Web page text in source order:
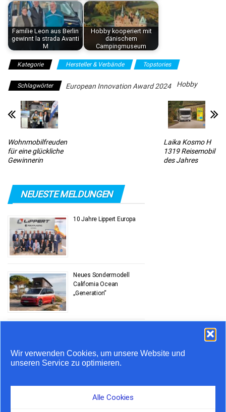
Wir verwenden Cookies, um unsere Website und
unseren Service zu optimieren.
Alle Cookies
Familie Leon aus Berlin
gewinnt la strada Avanti
M
Hobby kooperiert mit
dänischem
Campingmuseum
Kategorie Hersteller & Verbände Topstories
Schlagwörter European Innovation Award 2024 Hobby
Wohnmobilfreuden
für eine glückliche
Gewinnerin
Laika Kosmo H
1319 Reisemobil
des Jahres
NEUESTE MELDUNGEN
10 Jahre Lippert Europa
Neues Sondermodell
California Ocean
„Generation“
Airstream feiert 20 Jahre
in Europa